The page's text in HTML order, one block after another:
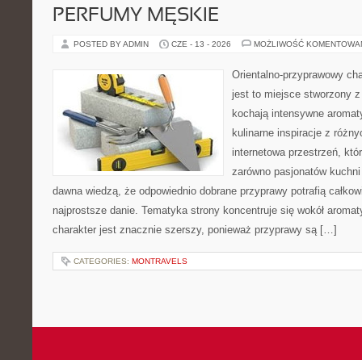
PERFUMY MĘSKIE
POSTED BY ADMIN CZE - 13 - 2026 MOŻLIWOŚĆ
Orientalno-przyprawowy
jest to miejsce stworzony
kochają intensywne
kulinarne inspiracje z
internetowa przestrzeń,
zarówno pasjonatów
dawna wiedzą, że odpowiednio dobrane przyprawy potrafią
najprostsze danie. Tematyka strony koncentruje się wokół
charakter jest znacznie szerszy, ponieważ przyprawy są […]
CATEGORIES: MONTRAVELS